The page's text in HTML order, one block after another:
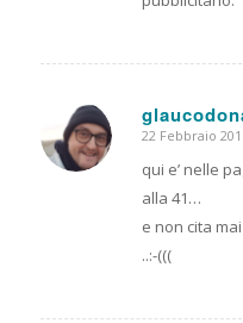
dice:
22 Febbraio
qui e’ nelle
alla 41…
e non cita
..:-(((